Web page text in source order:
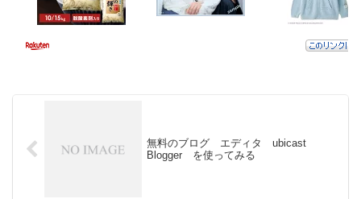
無料のブログ エディタ ubicast
Blogger を使ってみる